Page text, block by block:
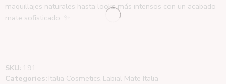
maquillajes naturales hasta looks más intensos con un acabado
mate sofisticado. ✨
SKU: 191
Categories: Italia Cosmetics, Labial Mate Italia